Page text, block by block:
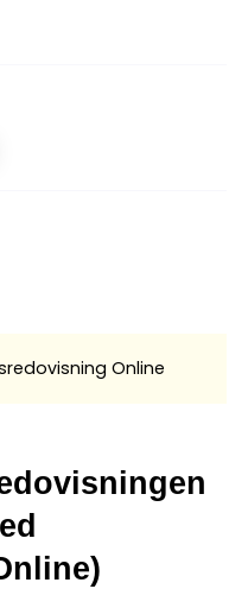
Online